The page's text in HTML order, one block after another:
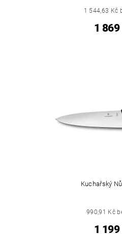
1 544,63 Kč
1 869
Kuchařský
990,91 Kč
1 199